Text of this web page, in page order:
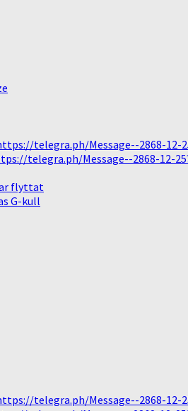
telegra.ph/Message--2868-12-
telegra.ph/Message--2868-12-
flyttat
G-kull
telegra.ph/Message--2868-12-